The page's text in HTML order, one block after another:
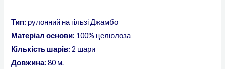
Тип: рулонний на гільзі Джамбо
Матеріал основи: 100% целюлоза
Кількість шарів: 2 шари
Довжина: 80 м.